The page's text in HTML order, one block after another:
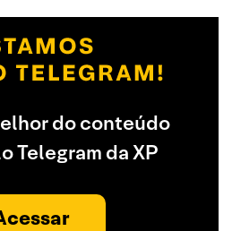
do conteúdo
Telegram da XP